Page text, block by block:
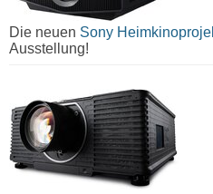
Die neuen Sony
Ausstellung!